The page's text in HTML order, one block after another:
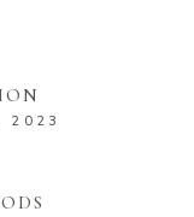
2023